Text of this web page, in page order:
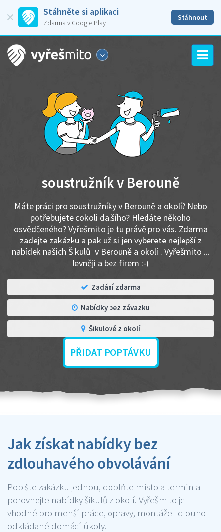
Stáhněte si aplikaci
Zdarma v Google Play
Stáhnout
soustružník v Berouně
Máte práci pro soustružníky v Berouně a okolí? Nebo
potřebujete cokoli dalšího? Hledáte někoho
osvědčeného? Vyřešmito je tu právě pro vás. Zdarma
zadejte zakázku a pak už si jen vyberete nejlepší z
nabídek našich Šikulů v Berouně a okolí . Vyřešmito ...
levněji a bez firem :-)
Zadání zdarma
Nabídky bez závazku
Šikulové z okolí
PŘIDAT POPTÁVKU
Jak získat nabídky bez
zdlouhavého obvolávání
Popište zakázku jednou, doplňte místo a termín a
porovnejte nabídky šikulů z okolí. Vyřešmito je
vhodné pro menší práce, opravy, montáže i dlouho
odkládané domácí úkoly.